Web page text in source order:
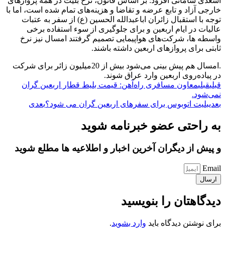
خارجی آزاد و تابع عرضه و تقاضا و هزینه‌های تمام شده است، اما با
توجه با استقبال زائران اباعبدالله الحسین (ع) از سفر به عتبات
عالیات در ایام اربعین و برای جلوگیری از سوء استفاده برخی
واسطه ها، شرکت‌های هواپیمایی تصمیم گرفتند امسال نیز نرخ
ثابتی برای پروازهای اربعین داشته باشند.
.امسال هم پیش بینی می‌شود بیش از 20میلیون زائر برای شرکت
در پیاده‌روی اربعین وارد عراق شوند.
قبلیقبلیمعاون مسافری راه‌آهن: قیمت بلیط قطار اربعین گران
نمی‌شود.
بعدیبلیت اتوبوس برای سفرهای اربعین گران می شود؟بعدی
به راحتی عضو خبرنامه شوید
و پیش از دیگران آخرین اخبار و اطلاعیه ها مطلع شوید
Email
ارسال
دیدگاهتان را بنویسید
برای نوشتن دیدگاه باید وارد بشوید.